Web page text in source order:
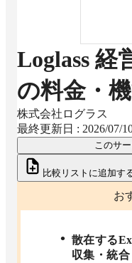
Loglass 経
の料金・
株式会社ログラス
最終更新日 : 2026/07/
このサ
比較リストに追加す
お
散在する
収集・統